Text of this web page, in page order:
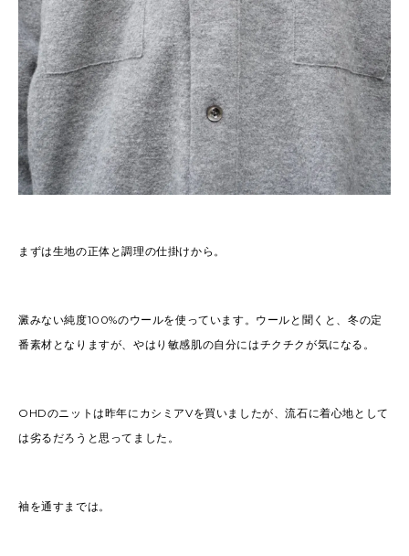
まずは生地の正体と調理の仕掛けから。
澱みない純度100%のウールを使っています。ウールと聞くと、冬の定
番素材となりますが、やはり敏感肌の自分にはチクチクが気になる。
OHDのニットは昨年にカシミアVを買いましたが、流石に着心地として
は劣るだろうと思ってました。
袖を通すまでは。